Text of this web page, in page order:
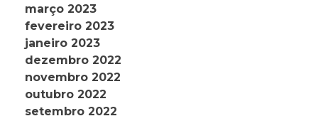
março 2023
fevereiro 2023
janeiro 2023
dezembro 2022
novembro 2022
outubro 2022
setembro 2022